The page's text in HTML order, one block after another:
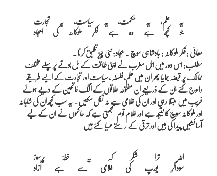
یہ علم، یہ حکمت، یہ سیاست، یہ تجارت
معانی : فکر ملوکانہ : بادشاہی سوچ ۔ ایجاد: نئی چیز تخلیق کرنا ۔
مطلب: اس دور میں اہل مغرب نے اپنی طاقت کے بل بوتے پر پہلے مختلف
ممالک پر قبضہ جمایا پھر ان میں علم، فلسفہ ، سیاست اور تجارت کے ایسے طریقے
راءج کئے جن کے ذریعے ان مفتوحہ علاقوں کے الگ فاتحین کے دیے ہوئے
فریب میں مبتلا رہی اور ان کی غلامی سے نہ نکل سکیں ۔ یہ سب کچھ ان کی شاہانہ
اور ملوکانہ سوچ کا نتیجہ ہے اور غلام قوم سمجھتی ہے کہ حاکموں نے ان کے لیے
آسائشیں پیدا کی ہیں اور ترقی کے راستے مہیا کئے ہیں ۔
اللہ ترا شکر کہ یہ خطہَ پرسوز